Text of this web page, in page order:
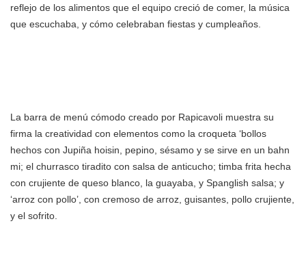
reflejo de los alimentos que el equipo creció de comer, la música
que escuchaba, y cómo celebraban fiestas y cumpleaños.
La barra de menú cómodo creado por Rapicavoli muestra su
firma la creatividad con elementos como la croqueta ‘bollos
hechos con Jupiña hoisin, pepino, sésamo y se sirve en un bahn
mi; el churrasco tiradito con salsa de anticucho; timba frita hecha
con crujiente de queso blanco, la guayaba, y Spanglish salsa; y
‘arroz con pollo’, con cremoso de arroz, guisantes, pollo crujiente,
y el sofrito.